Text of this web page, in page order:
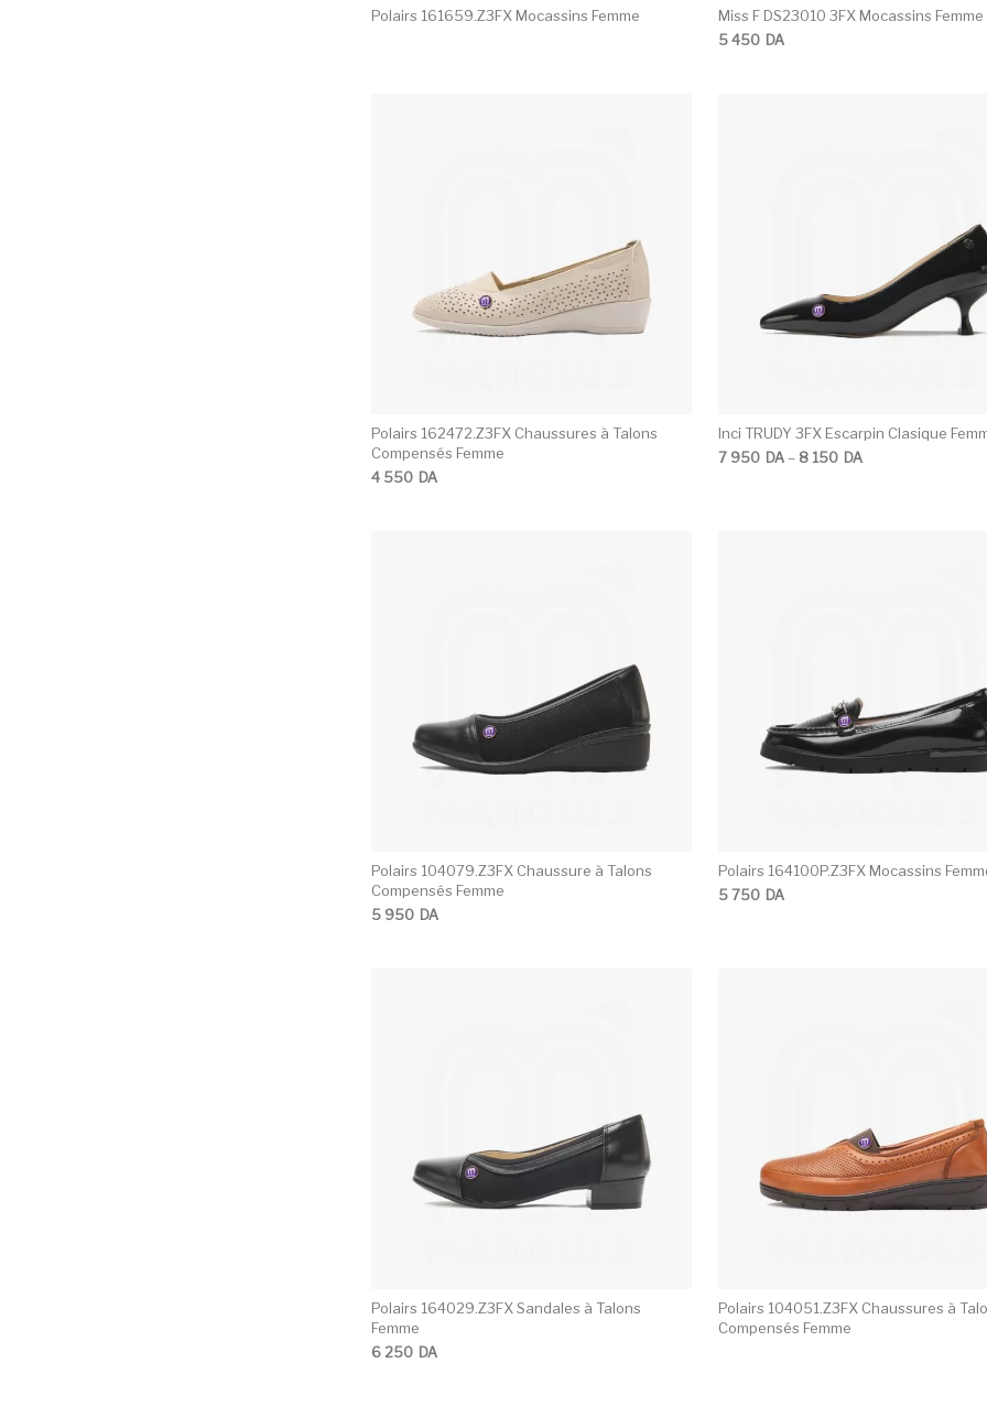
Polairs 161659.Z3FX Mocassins Femme
Miss F DS23010 3FX Mocassins Femme
5 450 DA
Polairs 162472.Z3FX Chaussures à Talons
Compensés Femme
4 550 DA
Inci TRUDY 3FX Escarpin Clasique
7 950 DA– 8 150 DA
Plage de prix : 7 950DA à 8 150DA
Polairs 104079.Z3FX Chaussure à Talons
Compensés Femme
5 950 DA
Polairs 164100P.Z3FX Mocassins
5 750 DA
Polairs 164029.Z3FX Sandales à Talons
Femme
6 250 DA
Polairs 104051.Z3FX Chaussures à
Compensés Femme